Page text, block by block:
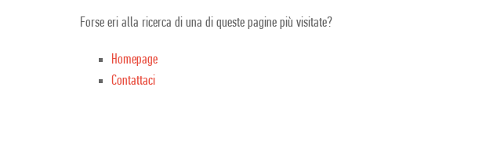
Forse eri alla ricerca di una di queste pagine più visitate?
Homepage
Contattaci